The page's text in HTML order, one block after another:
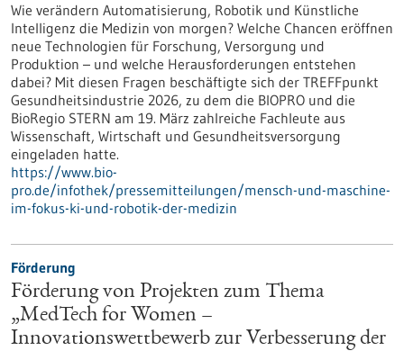
Wie verändern Automatisierung, Robotik und Künstliche
Intelligenz die Medizin von morgen? Welche Chancen eröffnen
neue Technologien für Forschung, Versorgung und
Produktion – und welche Herausforderungen entstehen
dabei? Mit diesen Fragen beschäftigte sich der TREFFpunkt
Gesundheitsindustrie 2026, zu dem die BIOPRO und die
BioRegio STERN am 19. März zahlreiche Fachleute aus
Wissenschaft, Wirtschaft und Gesundheitsversorgung
eingeladen hatte.
https://www.bio-
pro.de/infothek/pressemitteilungen/mensch-und-maschine-
im-fokus-ki-und-robotik-der-medizin
Förderung
Förderung von Projekten zum Thema
„MedTech for Women –
Innovationswettbewerb zur Verbesserung der